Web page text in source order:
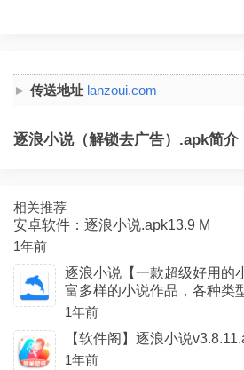
传送地址 lanzoui.com
逐浪小说（解锁去广告）.apk简介
相关推荐
安卓软件：逐浪小说.apk13.9 M
1年前
逐浪小说【一款超级好用的
富多样的小说作品，各种类
1年前
【软件阁】逐浪小说
1年前